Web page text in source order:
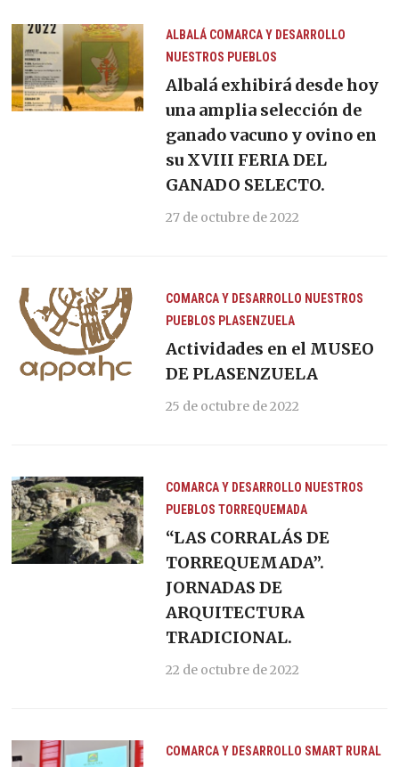
ALBALÁ COMARCA Y DESARROLLO
NUESTROS PUEBLOS
Albalá exhibirá desde hoy
una amplia selección de
ganado vacuno y ovino en
su XVIII FERIA DEL
GANADO SELECTO.
27 de octubre de 2022
COMARCA Y DESARROLLO NUESTROS
PUEBLOS PLASENZUELA
Actividades en el MUSEO
DE PLASENZUELA
25 de octubre de 2022
COMARCA Y DESARROLLO NUESTROS
PUEBLOS TORREQUEMADA
“LAS CORRALÁS DE
TORREQUEMADA”.
JORNADAS DE
ARQUITECTURA
TRADICIONAL.
22 de octubre de 2022
COMARCA Y DESARROLLO SMART RURAL